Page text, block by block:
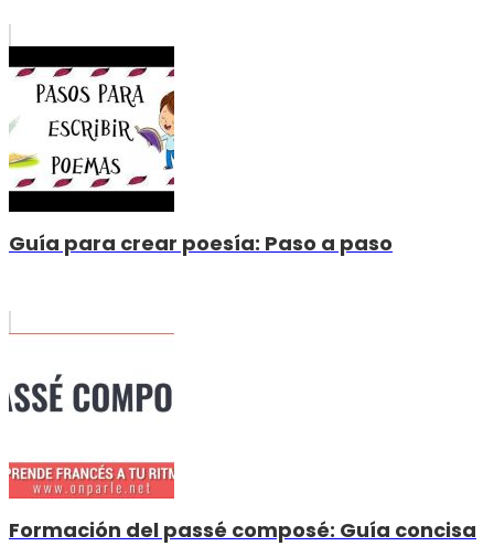
Guía para crear poesía: Paso a paso
Formación del passé composé: Guía concisa